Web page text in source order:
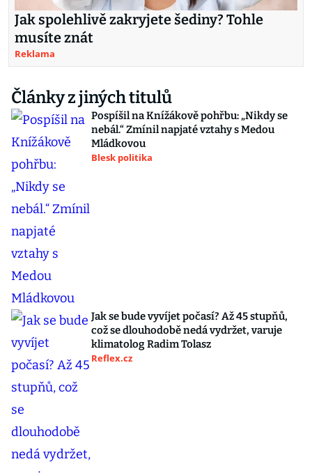
Jak spolehlivě zakryjete šediny? Tohle
musíte znát
Reklama
Články z jiných titulů
Pospíšil na Knížákově pohřbu: „Nikdy se
nebál.“ Zmínil napjaté vztahy s Medou
Mládkovou
Blesk politika
Jak se bude vyvíjet počasí? Až 45 stupňů,
což se dlouhodobě nedá vydržet, varuje
klimatolog Radim Tolasz
Reflex.cz